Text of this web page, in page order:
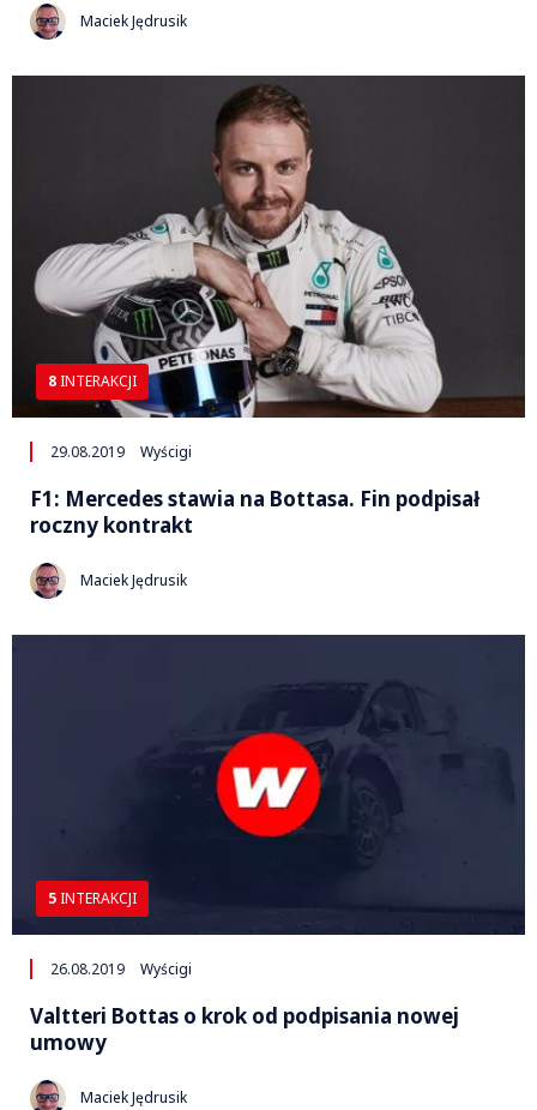
Maciek Jędrusik
8 INTERAKCJI
29.08.2019 Wyścigi
F1: Mercedes stawia na Bottasa. Fin podpisał
roczny kontrakt
Maciek Jędrusik
5 INTERAKCJI
26.08.2019 Wyścigi
Valtteri Bottas o krok od podpisania nowej
umowy
Maciek Jędrusik